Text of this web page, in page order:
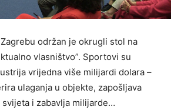
održan je okrugli stol na
vlasništvo”. Sportovi su
vrijedna više milijardi dolara –
ulaganja u objekte, zapošljava
i zabavlja milijarde…